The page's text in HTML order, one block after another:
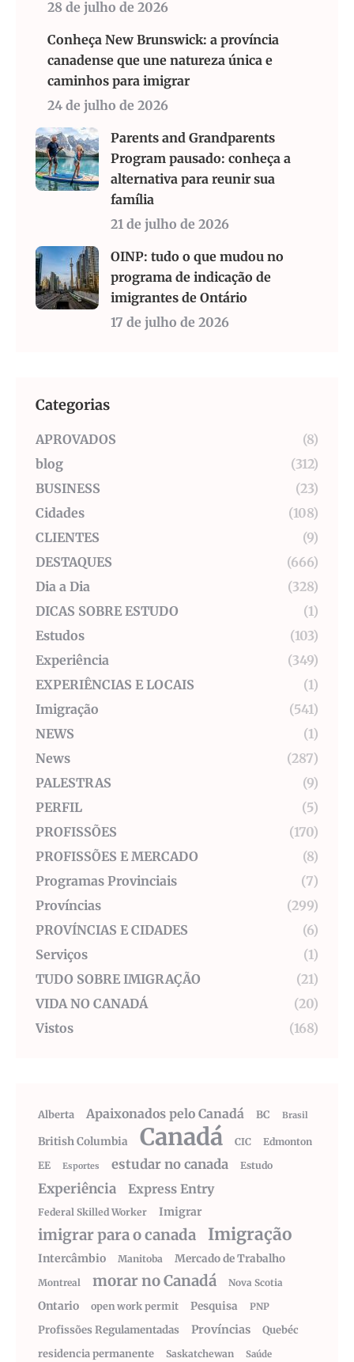
28 de julho de 2026
Conheça New Brunswick: a província
canadense que une natureza única e
caminhos para imigrar
24 de julho de 2026
Parents and Grandparents
Program pausado: conheça a
alternativa para reunir sua
família
21 de julho de 2026
OINP: tudo o que mudou no
programa de indicação de
imigrantes de Ontário
17 de julho de 2026
Categorias
APROVADOS
(8)
blog
(312)
BUSINESS
(23)
Cidades
(108)
CLIENTES
(9)
DESTAQUES
(666)
Dia a Dia
(328)
DICAS SOBRE ESTUDO
(1)
Estudos
(103)
Experiência
(349)
EXPERIÊNCIAS E LOCAIS
(1)
Imigração
(541)
NEWS
(1)
News
(287)
PALESTRAS
(9)
PERFIL
(5)
PROFISSÕES
(170)
PROFISSÕES E MERCADO
(8)
Programas Provinciais
(7)
Províncias
(299)
PROVÍNCIAS E CIDADES
(6)
Serviços
(1)
TUDO SOBRE IMIGRAÇÃO
(21)
VIDA NO CANADÁ
(20)
Vistos
(168)
Alberta Apaixonados pelo Canadá BC Brasil
British Columbia Canadá CIC
Edmonton
EE
Esportes estudar no canada Estudo
Experiência Express Entry
Federal Skilled Worker Imigrar
imigrar para o canada Imigração
Intercâmbio Manitoba Mercado de Trabalho
Montreal morar no Canadá Nova Scotia
Ontario open work permit Pesquisa PNP
Profissões Regulamentadas Províncias
Quebéc
residencia permanente
Saskatchewan Saúde